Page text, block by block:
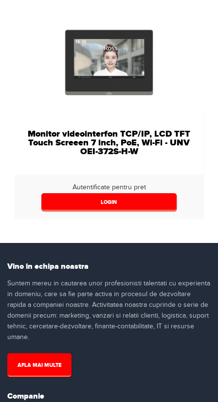
Monitor videointerfon TCP/IP, LCD TFT
Touch Screeen 7 inch, PoE, Wi-Fi - UNV
OEI-372S-H-W
Autentificate pentru pret
LOGIN
Vino in echipa noastra
Suntem mereu in cautarea unor profesionisti talentati cu experienta
in domeniu, care sa fie parte activa in procesul de dezvoltare
rapida a companiei noastre. Activitatea noastra cuprinde o serie de
domenii precum: marketing, vanzari si relatii clienti, logistica, suport
tehnic, cercetare-dezvoltare, finante-contabilitate, IT si resurse
umane.
AFLA MAI MULTE
Companie